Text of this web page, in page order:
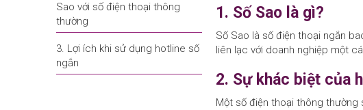
Sao với số điện thoại thông
thường
3. Lợi ích khi sử dụng hotline số
ngắn
1. Số Sao là gì?
Số Sao là số điện thoại ngắn
liên lạc với doanh nghiệp một
2. Sự khác biệt của
Một số điện thoại thông thường